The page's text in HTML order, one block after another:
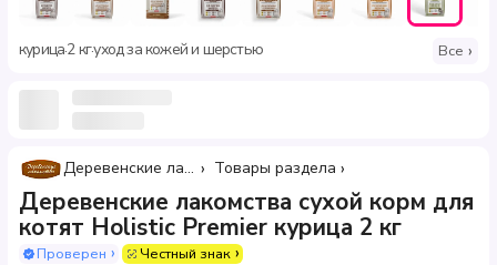
курица·2 кг·уход за кожей и шерстью Все
Деревенские лакомства Товары раздела
Деревенские лакомства сухой корм для
котят Holistic Premier курица 2 кг
Проверен Честный знак